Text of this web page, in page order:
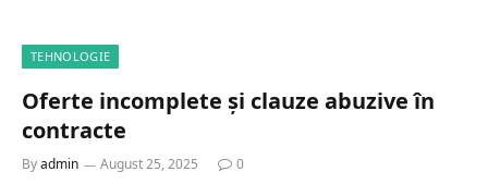
TEHNOLOGIE
Oferte incomplete și clauze abuzive în
contracte
Byadmin August 25, 2025 0